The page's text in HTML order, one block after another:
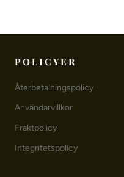
POLICYER
Återbetalningspolicy
Användarvillkor
Fraktpolicy
Integritetspolicy